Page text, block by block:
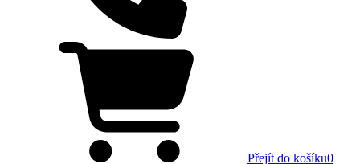
Přejít do košíku0